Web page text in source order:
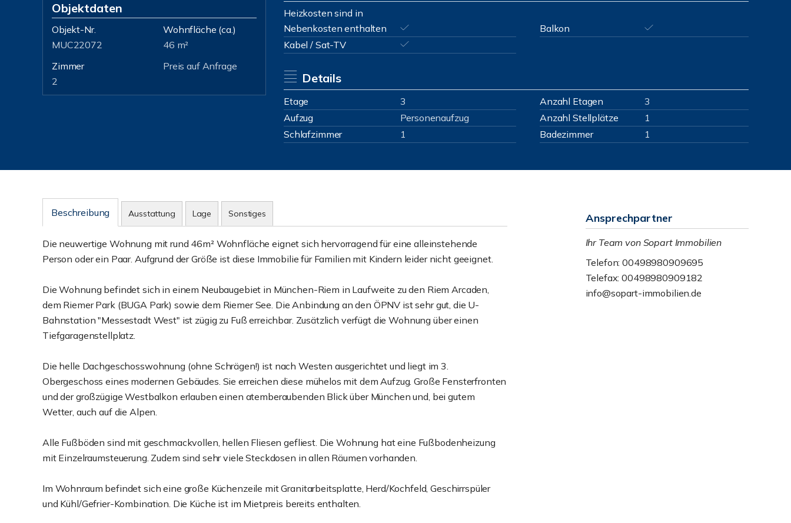
Objektdaten
Objekt-Nr.
MUC22072
Wohnfläche (ca.)
46 m²
Zimmer
2
Preis auf Anfrage
Heizkosten sind in
Nebenkosten enthalten
Balkon
Kabel / Sat-TV
Details
Etage 3 Anzahl Etagen
3
Aufzug
Personenaufzug Anzahl Stellplätze
1
Schlafzimmer
1 Badezimmer 1
Beschreibung Ausstattung Lage Sonstiges
Die neuwertige Wohnung mit rund 46m² Wohnfläche eignet sich hervorragend für eine alleinstehende
Person oder ein Paar. Aufgrund der Größe ist diese Immobilie für Familien mit Kindern leider nicht geeignet.
Die Wohnung befindet sich in einem Neubaugebiet in München-Riem in Laufweite zu den Riem Arcaden,
dem Riemer Park (BUGA Park) sowie dem Riemer See. Die Anbindung an den ÖPNV ist sehr gut, die U-
Bahnstation "Messestadt West" ist zügig zu Fuß erreichbar. Zusätzlich verfügt die Wohnung über einen
Tiefgaragenstellplatz.
Die helle Dachgeschosswohnung (ohne Schrägen!) ist nach Westen ausgerichtet und liegt im 3.
Obergeschoss eines modernen Gebäudes. Sie erreichen diese mühelos mit dem Aufzug. Große Fensterfronten
und der großzügige Westbalkon erlauben einen atemberaubenden Blick über München und, bei gutem
Wetter, auch auf die Alpen.
Alle Fußböden sind mit geschmackvollen, hellen Fliesen gefliest. Die Wohnung hat eine Fußbodenheizung
mit Einzelraumsteuerung. Zudem sind sehr viele Steckdosen in allen Räumen vorhanden.
Im Wohnraum befindet sich eine große Küchenzeile mit Granitarbeitsplatte, Herd/Kochfeld, Geschirrspüler
und Kühl/Gefrier-Kombination. Die Küche ist im Mietpreis bereits enthalten.
Ansprechpartner
Ihr Team von Sopart Immobilien
Telefon: 00498980909695
Telefax: 00498980909182
info@sopart-immobilien.de